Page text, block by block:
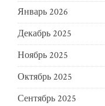
Январь 2026
Декабрь 2025
Ноябрь 2025
Октябрь 2025
Сентябрь 2025